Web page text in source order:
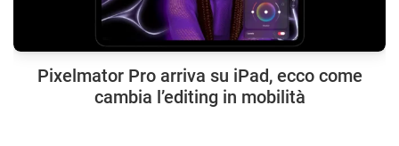
Pixelmator Pro arriva su iPad, ecco come
cambia l’editing in mobilità